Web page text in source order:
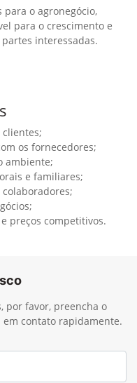
o agronegócio,
para o crescimento e
interessadas.
clientes;
os fornecedores;
ambiente;
e familiares;
preços competitivos.
por favor, preencha o
contato rapidamente.